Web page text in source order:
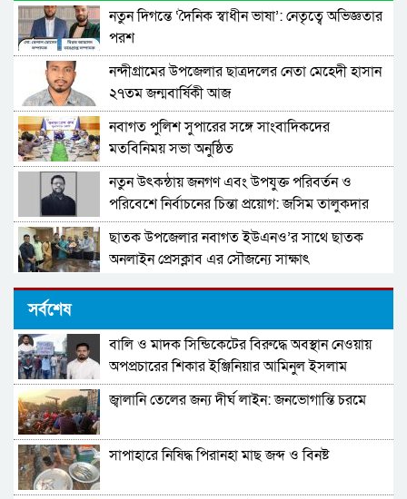
নতুন দিগন্তে ‘দৈনিক স্বাধীন ভাষা’: নেতৃত্বে অভিজ্ঞতার
পরশ
নন্দীগ্রামের উপজেলার ছাত্রদলের নেতা মেহেদী হাসান
২৭তম জন্মবার্ষিকী আজ
নবাগত পুলিশ সুপারের সঙ্গে সাংবাদিকদের
মতবিনিময় সভা অনুষ্ঠিত
নতুন উৎকন্ঠায় জনগণ এবং উপযুক্ত পরিবর্তন ও
পরিবেশে নির্বাচনের চিন্তা প্রয়োগ: জসিম তালুকদার
ছাতক উপজেলার নবাগত ইউএনও’র সাথে ছাতক
অনলাইন প্রেসক্লাব এর সৌজন্যে সাক্ষাৎ
সর্বশেষ
বালি ও মাদক সিন্ডিকেটের বিরুদ্ধে অবস্থান নেওয়ায়
অপপ্রচারের শিকার ইঞ্জিনিয়ার আমিনুল ইসলাম
ডালিমের অভিযোগ
জ্বালানি তেলের জন্য দীর্ঘ লাইন: জনভোগান্তি চরমে
সাপাহারে নিষিদ্ধ পিরানহা মাছ জব্দ ও বিনষ্ট